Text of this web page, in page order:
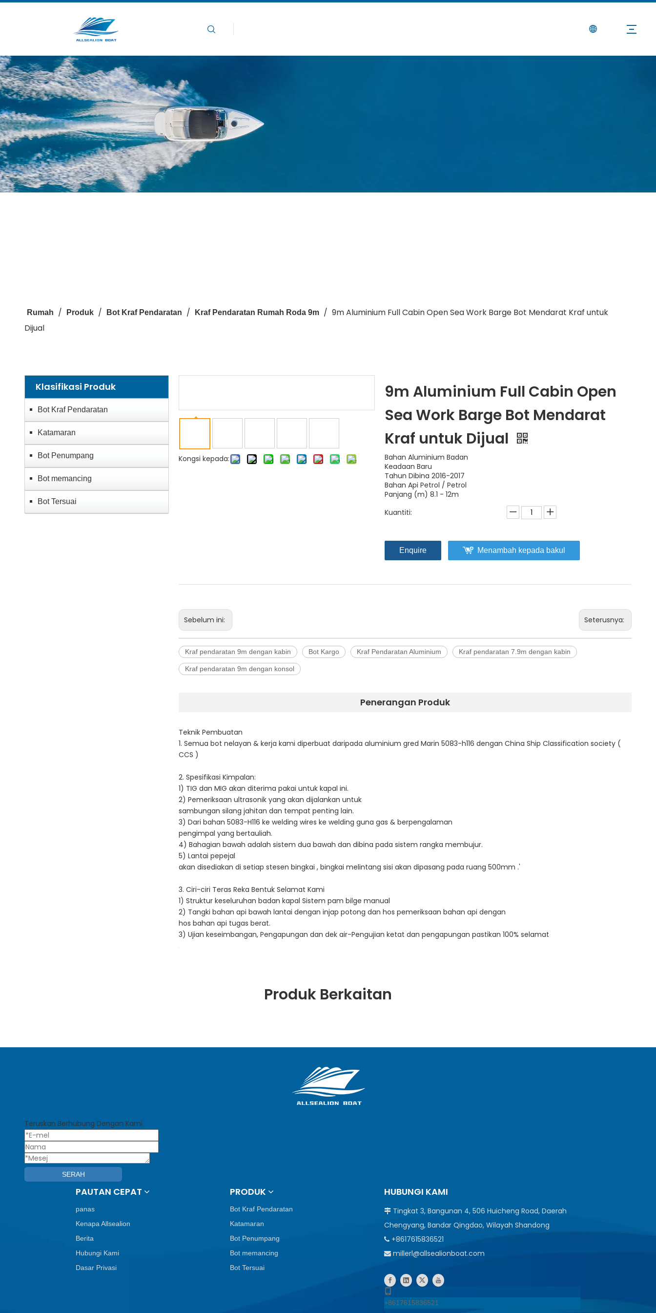
Rumah / Produk / Bot Kraf Pendaratan / Kraf Pendaratan Rumah Roda 9m / 9m Aluminium Full Cabin Open Sea Work Barge Bot Mendarat Kraf untuk
Dijual
Klasifikasi Produk
Bot Kraf Pendaratan
Katamaran
Bot Penumpang
Bot memancing
Bot Tersuai
Kongsi kepada:
9m Aluminium Full Cabin Open
Sea Work Barge Bot Mendarat
Kraf untuk Dijual
Bahan Aluminium Badan
Keadaan Baru
Tahun Dibina 2016-2017
Bahan Api Petrol / Petrol
Panjang (m) 8.1 - 12m
Kuantiti:
Enquire Menambah kepada bakul
Sebelum ini: Seterusnya:
Kraf pendaratan 9m dengan kabin Bot Kargo Kraf Pendaratan Aluminium Kraf pendaratan 7.9m dengan kabin
Kraf pendaratan 9m dengan konsol
Penerangan Produk
Teknik Pembuatan
1. Semua bot nelayan & kerja kami diperbuat daripada aluminium gred Marin 5083-h116 dengan China Ship Classification society (
CCS )
2. Spesifikasi Kimpalan:
1) TIG dan MIG akan diterima pakai untuk kapal ini.
2) Pemeriksaan ultrasonik yang akan dijalankan untuk
sambungan silang jahitan dan tempat penting lain.
3) Dari bahan 5083-H116 ke welding wires ke welding guna gas & berpengalaman
pengimpal yang bertauliah.
4) Bahagian bawah adalah sistem dua bawah dan dibina pada sistem rangka membujur.
5) Lantai pepejal
akan disediakan di setiap stesen bingkai , bingkai melintang sisi akan dipasang pada ruang 500mm .'
3. Ciri-ciri Teras Reka Bentuk Selamat Kami
1) Struktur keseluruhan badan kapal Sistem pam bilge manual
2) Tangki bahan api bawah lantai dengan injap potong dan hos pemeriksaan bahan api dengan
hos bahan api tugas berat.
3) Ujian keseimbangan, Pengapungan dan dek air-Pengujian ketat dan pengapungan pastikan 100% selamat
Produk Berkaitan
Teruskan Berhubung Dengan Kami
SERAH
PAUTAN CEPAT
panas
Kenapa Allsealion
Berita
Hubungi Kami
Dasar Privasi
PRODUK
Bot Kraf Pendaratan
Katamaran
Bot Penumpang
Bot memancing
Bot Tersuai
HUBUNGI KAMI
 Tingkat 3, Bangunan 4, 506 Huicheng Road, Daerah
Chengyang, Bandar Qingdao, Wilayah Shandong
 +8617615836521
 millerl@allsealionboat.com
+8617615836521